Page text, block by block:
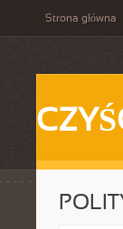
Strona główna